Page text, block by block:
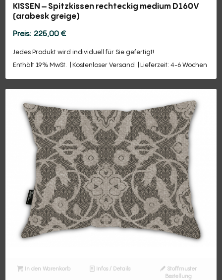
KISSEN – Spitzkissen rechteckig medium D160V
(arabesk greige)
225,00€
Jedes Produkt wird individuell für Sie gefertigt!
Enthält 19% MwSt.
Kostenloser Versand Lieferzeit: 4-6 Wochen
In den Warenkorb Infos / Details
Stoffmuster
Bestellung